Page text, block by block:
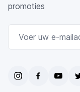
promoties